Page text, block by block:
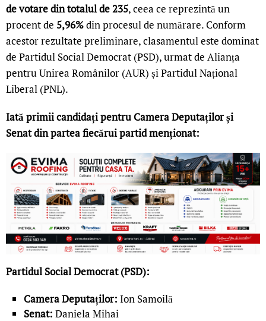
de votare din totalul de 235, ceea ce reprezintă un
procent de 5,96%din procesul de numărare. Conform
acestor rezultate preliminare, clasamentul este dominat
de Partidul Social Democrat (PSD), urmat de Alianța
pentru Unirea Românilor (AUR) și Partidul Național
Liberal (PNL).
Iată primii candidați pentru Camera Deputaților și
Senat din partea fiecărui partid menționat:
Partidul Social Democrat (PSD):
Camera Deputaților: Ion Samoilă
Senat: Daniela Mihai